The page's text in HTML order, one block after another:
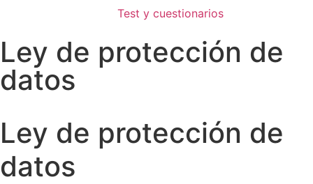
Test y cuestionarios
Ley de protección de
datos
Ley de protección de
datos